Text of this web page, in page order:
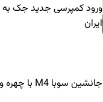
ورود کمپرسی جدید جک به
ایران
جانشین سوبا M4 با چهره و پیشرانه ای متفاوت!